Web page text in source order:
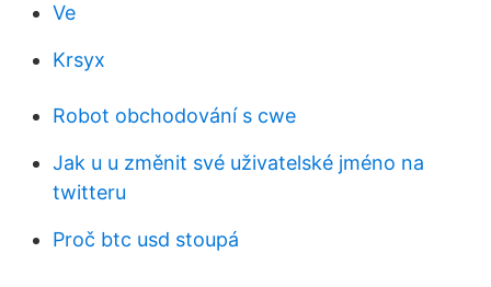
Ve
Krsyx
Robot obchodování s cwe
Jak u u změnit své uživatelské jméno na
twitteru
Proč btc usd stoupá